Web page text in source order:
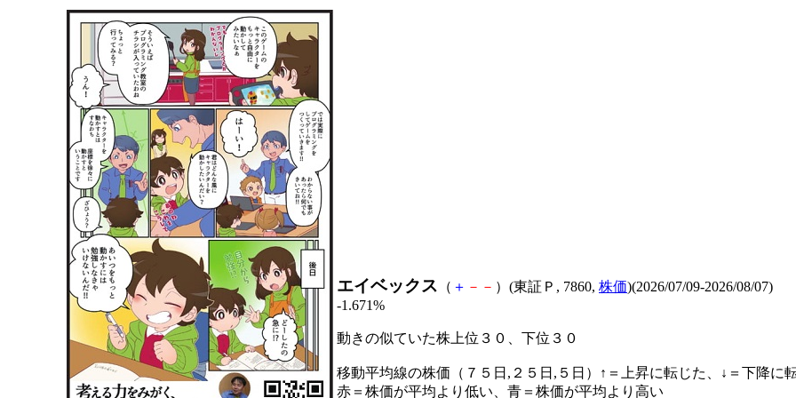
エイベックス （ ＋ － － ）(東証Ｐ, 7860, 株価)(2026/07/09-2026/08/07)
-1.671%
動きの似ていた株上位３０、下位３０
移動平均線の株価（７５日,２５日,５日）↑＝上昇に転じた、↓＝下降に
赤＝株価が平均より低い、青＝株価が平均より高い